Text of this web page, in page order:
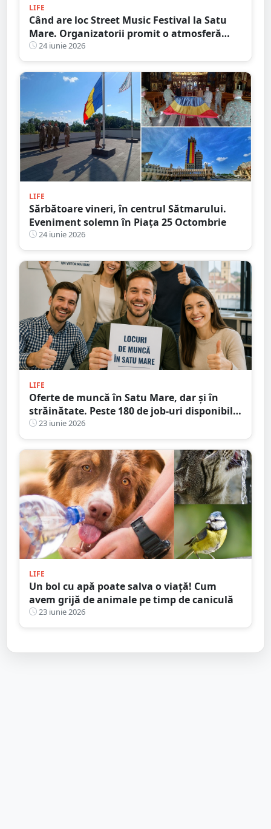
LIFE
Când are loc Street Music Festival la Satu
Mare. Organizatorii promit o atmosferă
vibrantă și plină de energie
24 iunie 2026
LIFE
Sărbătoare vineri, în centrul Sătmarului.
Eveniment solemn în Piața 25 Octombrie
24 iunie 2026
LIFE
Oferte de muncă în Satu Mare, dar și în
străinătate. Peste 180 de job-uri disponibile
la noi în județ
23 iunie 2026
LIFE
Un bol cu apă poate salva o viață! Cum
avem grijă de animale pe timp de caniculă
23 iunie 2026